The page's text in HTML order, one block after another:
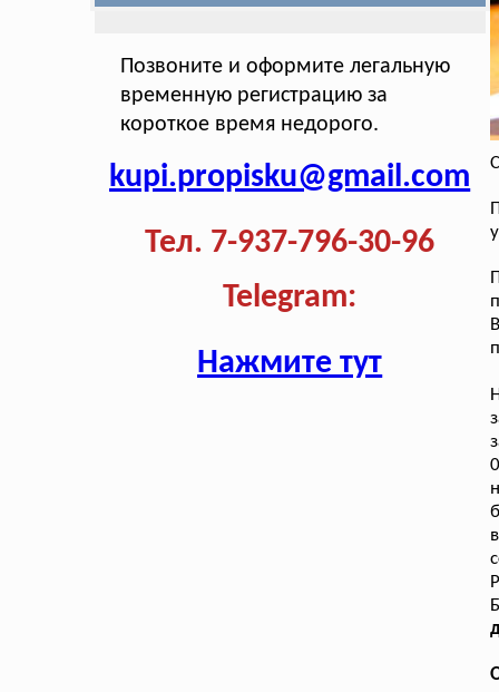
Позвоните и оформите легальную
временную регистрацию за
короткое время недорого.
kupi.propisku@gmail.com
Тел. 7-937-796-30-96
Telegram:
Нажмите тут